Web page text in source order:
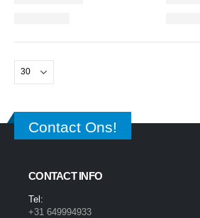
Contact Ons!
CONTACT INFO
Tel:
+31 649994933